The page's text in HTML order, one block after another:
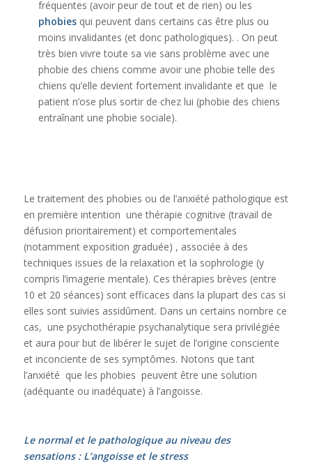
fréquentes (avoir peur de tout et de rien) ou les
phobiesqui peuvent dans certains cas être plus ou
moins invalidantes (et donc pathologiques). . On peut
très bien vivre toute sa vie sans problème avec une
phobie des chiens comme avoir une phobie telle des
chiens qu’elle devient fortement invalidante et que le
patient n’ose plus sortir de chez lui (phobie des chiens
entraînant une phobie sociale).
Le traitement des phobies ou de l’anxiété pathologique est
en première intention une thérapie cognitive (travail de
défusion prioritairement) et comportementales
(notamment exposition graduée) , associée à des
techniques issues de la relaxation et la sophrologie (y
compris l’imagerie mentale). Ces thérapies brèves (entre
10 et 20 séances) sont efficaces dans la plupart des cas si
elles sont suivies assidûment. Dans un certains nombre ce
cas, une psychothérapie psychanalytique sera privilégiée
et aura pour but de libérer le sujet de l’origine consciente
et inconciente de ses symptômes. Notons que tant
l’anxiété que les phobies peuvent être une solution
(adéquante ou inadéquate) à l’angoisse.
Le normal et le pathologique au niveau des
sensations : L’angoisse et le stress